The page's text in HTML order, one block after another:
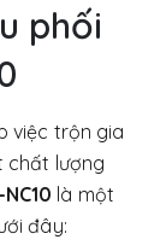
phối
việc trộn gia
chất lượng
là một
đây: